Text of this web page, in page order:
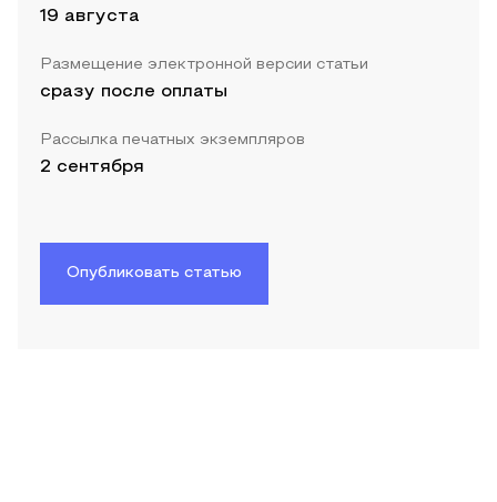
19 августа
Размещение электронной версии статьи
сразу после оплаты
Рассылка печатных экземпляров
2 сентября
Опубликовать статью